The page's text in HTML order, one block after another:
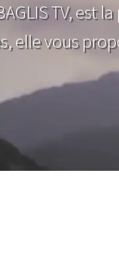
TV,
elle vous